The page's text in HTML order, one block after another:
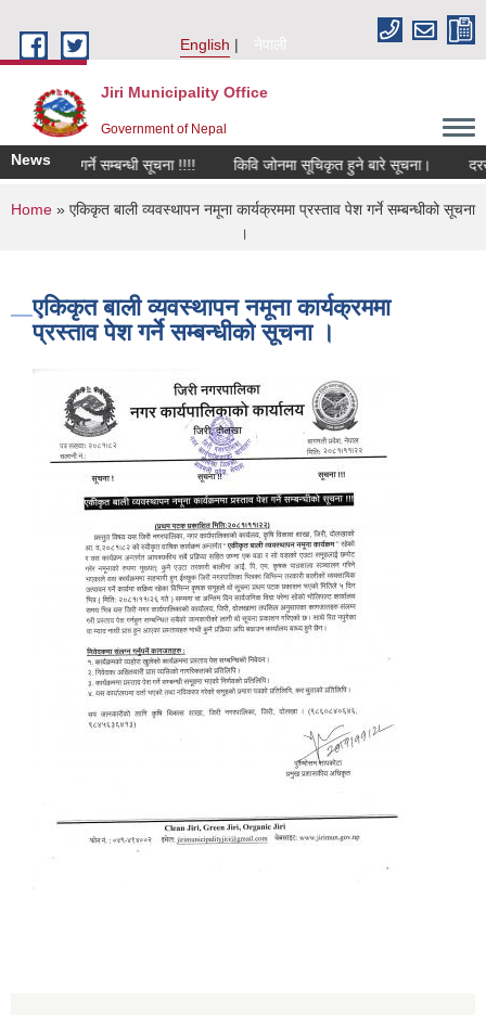
English
नेपाली
Jiri Municipality Office
Government of Nepal
Newsगर्ने सम्बन्धी सूचना !!!! किवि जोनमा सूचिकृत हुने बारे सूचना।
You are here
Home » एकिकृत बाली व्यवस्थापन नमूना कार्यक्रममा प्रस्ताव पेश गर्ने सम्बन्धीको सूचना
।
एकिकृत बाली व्यवस्थापन नमूना कार्यक्रममा
प्रस्ताव पेश गर्ने सम्बन्धीको सूचना ।